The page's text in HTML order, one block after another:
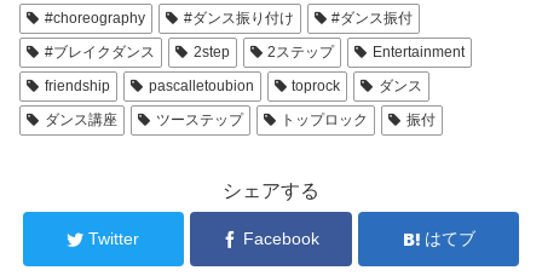
#choreography
#ダンス振り付け
#ダンス振付
#ブレイクダンス
2step 2ステップ
Entertainment
friendship
pascalletoubion toprock
ダンス
ダンス講座
ツーステップ トップロック 振付
シェアする
Twitter Facebook はてブ